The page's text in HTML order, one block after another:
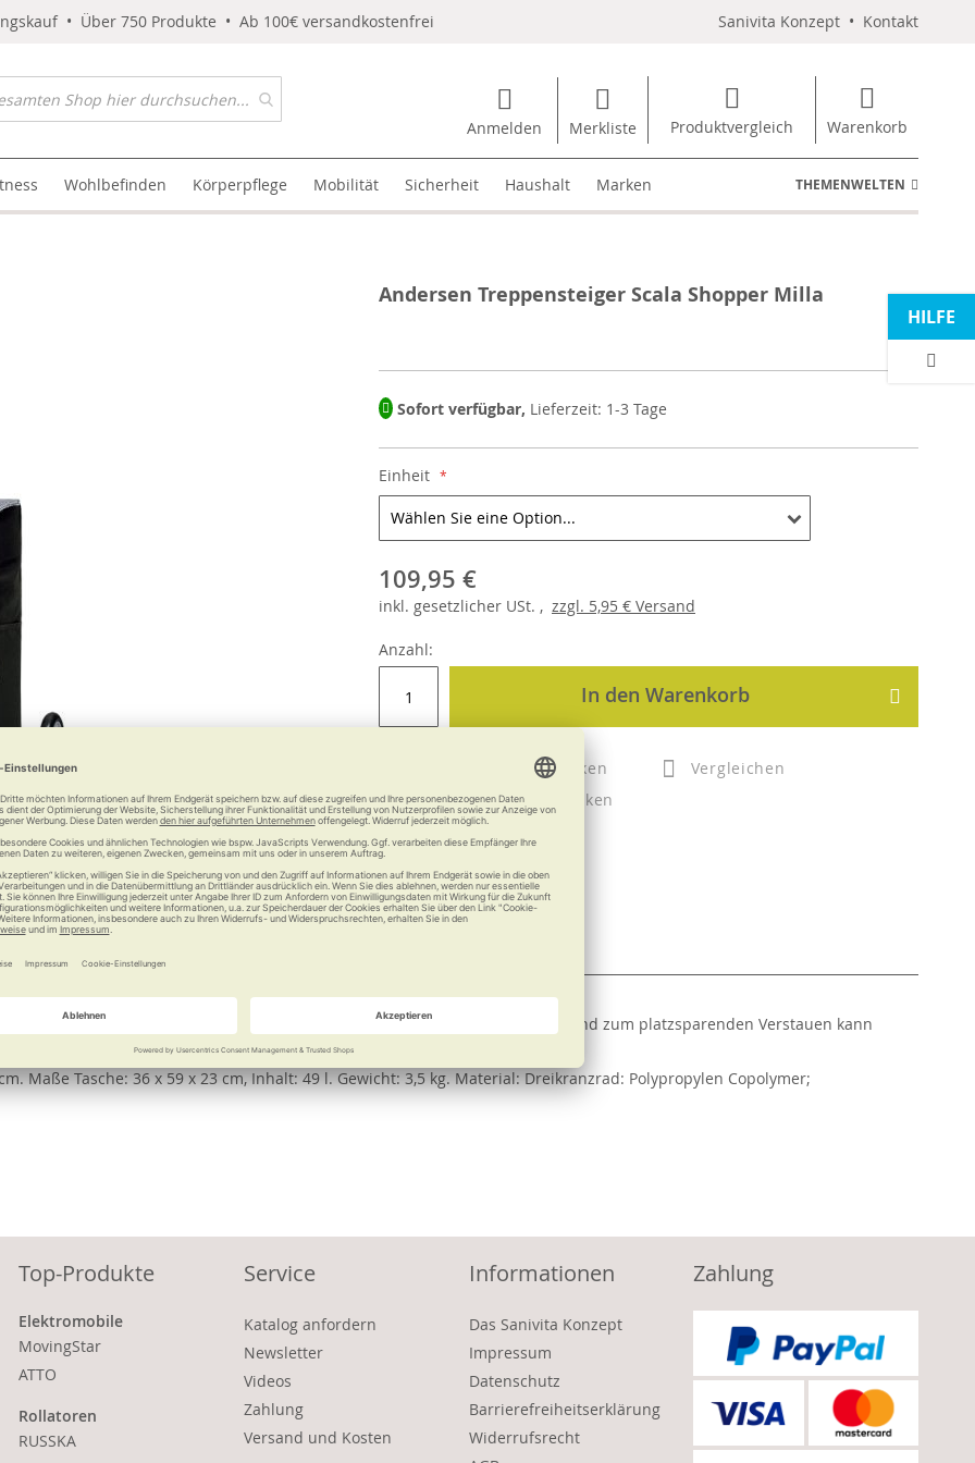
• Über 750 Produkte • Ab 100€ versandkostenfrei Sanivita Konzept • Kontakt
Anmelden Merkliste Produktvergleich Warenkorb
Wohlbefinden Körperpflege Mobilität Sicherheit Haushalt Marken THEMENWELTEN
Andersen Treppensteiger Scala Shopper Milla
Sofort verfügbar, Lieferzeit: 1-3 Tage
Einheit
109,95 €
inkl. gesetzlicher USt. , zzgl. 5,95 € Versand
Anzahl:
In den Warenkorb
Merken
Vergleichen
Drucken
Dreikranzrades leicht überwinden. Die Tasche lässt sich leicht abnehmen und zum platzsparenden Verstauen kann
Maße Tasche: 36 x 59 x 23 cm, Inhalt: 49 l. Gewicht: 3,5 kg. Material: Dreikranzrad: Polypropylen Copolymer;
HILFE
Top-Produkte
Elektromobile
MovingStar
ATTO
Rollatoren
RUSSKA
Service
Katalog anfordern
Newsletter
Videos
Zahlung
Versand und Kosten
Informationen
Das Sanivita Konzept
Impressum
Datenschutz
Barrierefreiheitserklärung
Widerrufsrecht
Zahlung